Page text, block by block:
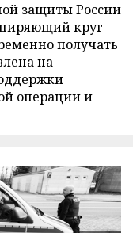
защиты России
круг
получать
на
операции и